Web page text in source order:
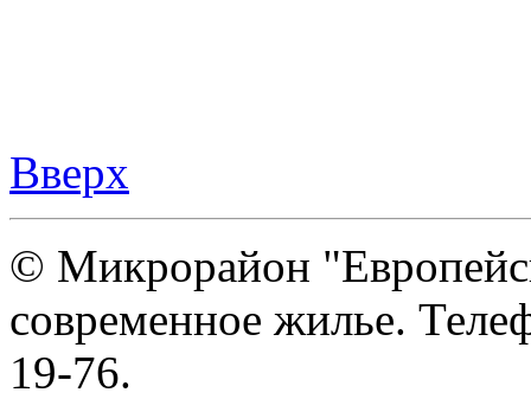
Вверх
© Микрорайон
современное жилье.
19-76.